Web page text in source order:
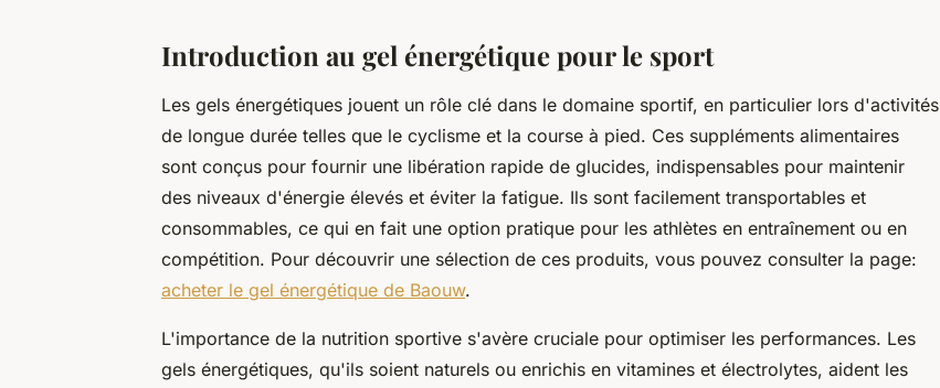
Introduction au gel énergétique pour le sport
Les gels énergétiques jouent un rôle clé dans le domaine sportif, en particulier lors d'activités
de longue durée telles que le cyclisme et la course à pied. Ces suppléments alimentaires
sont conçus pour fournir une libération rapide de glucides, indispensables pour maintenir
des niveaux d'énergie élevés et éviter la fatigue. Ils sont facilement transportables et
consommables, ce qui en fait une option pratique pour les athlètes en entraînement ou en
compétition. Pour découvrir une sélection de ces produits, vous pouvez consulter la page:
acheter le gel énergétique de Baouw.
L'importance de la nutrition sportive s'avère cruciale pour optimiser les performances. Les
gels énergétiques, qu'ils soient naturels ou enrichis en vitamines et électrolytes, aident les